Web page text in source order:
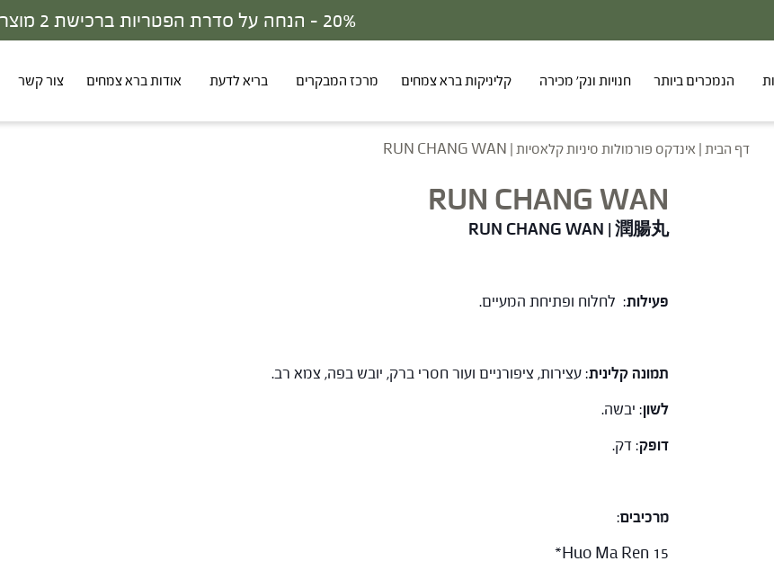
הנמכרים ביותר חנויות ונק' מכירה קליניקות ברא צמחים מרכז המבקרים בריא לדעת אודות ברא צמחים צור קשר
דף הבית | אינדקס פורמולות סיניות קלאסיות |
RUN CHANG WAN
RUN CHANG WAN
RUN CHANG WAN 潤腸丸
פעילות: לחלוח ופתיחת המעיים.
תמונה קלינית: עצירות, ציפורניים ועור חסרי ברק, יובש בפה, צמא רב.
לשון: יבשה.
דופק: דק.
מרכיבים:
Huo Ma Ren 15*